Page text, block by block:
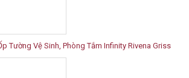
Tường Vệ Sinh, Phòng Tắm Infinity Rivena Griss